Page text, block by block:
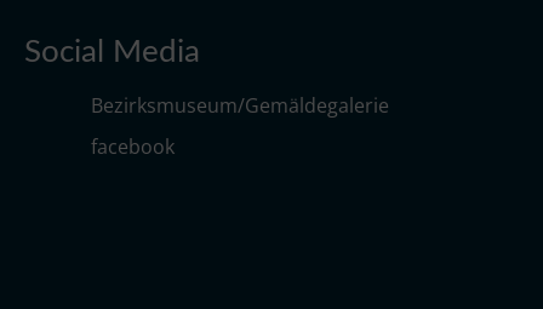
Social Media
Bezirksmuseum/Gemäldegalerie
facebook